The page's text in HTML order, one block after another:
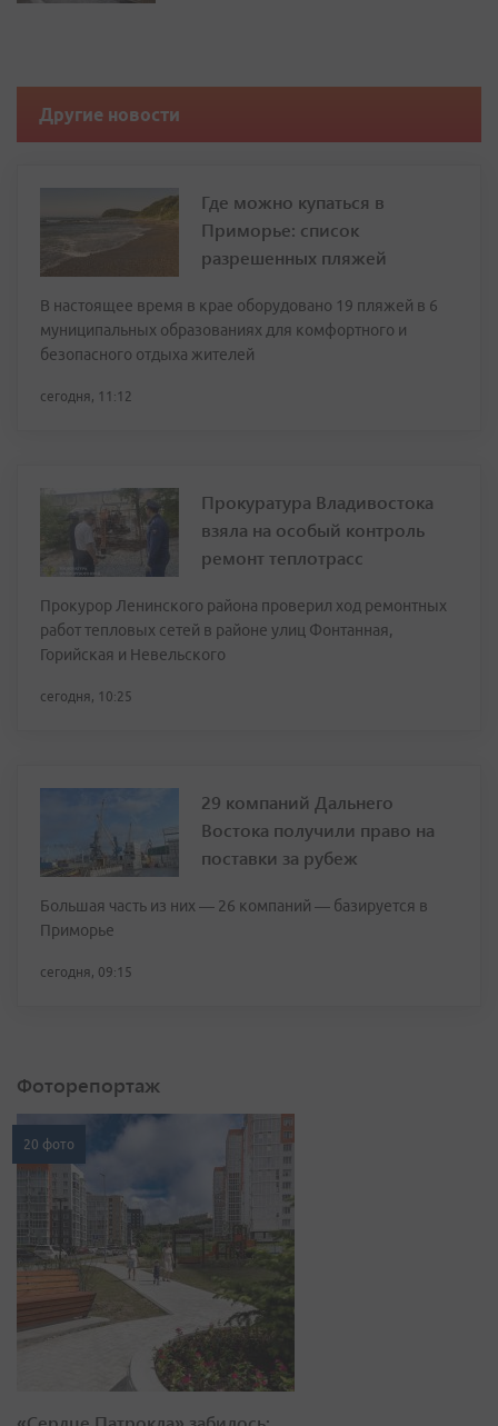
Другие новости
Где можно купаться в
Приморье: список
разрешенных пляжей
В настоящее время в крае оборудовано 19 пляжей в 6
муниципальных образованиях для комфортного и
безопасного отдыха жителей
сегодня, 11:12
Прокуратура Владивостока
взяла на особый контроль
ремонт теплотрасс
Прокурор Ленинского района проверил ход ремонтных
работ тепловых сетей в районе улиц Фонтанная,
Горийская и Невельского
сегодня, 10:25
29 компаний Дальнего
Востока получили право на
поставки за рубеж
Большая часть из них — 26 компаний — базируется в
Приморье
сегодня, 09:15
Фоторепортаж
20 фото